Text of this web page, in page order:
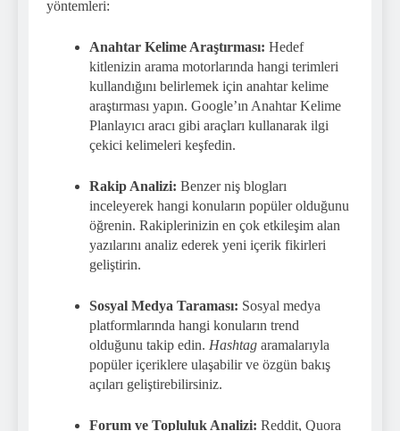
yöntemleri:
Anahtar Kelime Araştırması: Hedef
kitlenizin arama motorlarında hangi terimleri
kullandığını belirlemek için anahtar kelime
araştırması yapın. Google’ın Anahtar Kelime
Planlayıcı aracı gibi araçları kullanarak ilgi
çekici kelimeleri keşfedin.
Rakip Analizi: Benzer niş blogları
inceleyerek hangi konuların popüler olduğunu
öğrenin. Rakiplerinizin en çok etkileşim alan
yazılarını analiz ederek yeni içerik fikirleri
geliştirin.
Sosyal Medya Taraması: Sosyal medya
platformlarında hangi konuların trend
olduğunu takip edin. Hashtag aramalarıyla
popüler içeriklere ulaşabilir ve özgün bakış
açıları geliştirebilirsiniz.
Forum ve Topluluk Analizi: Reddit, Quora